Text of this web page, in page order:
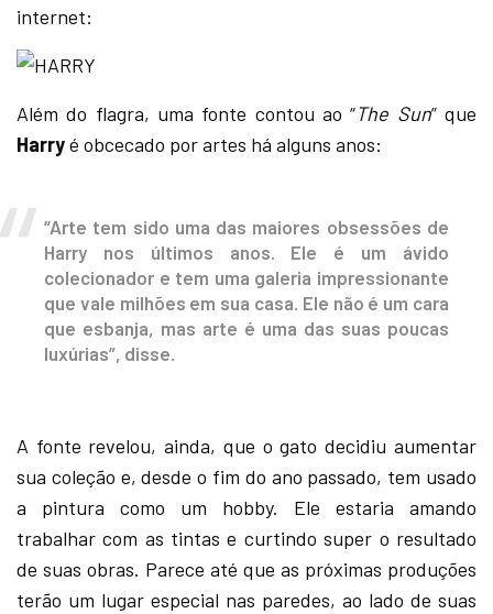
internet:
Além do flagra, uma fonte contou ao “The Sun” que
Harryé obcecado por artes há alguns anos:
“Arte tem sido uma das maiores obsessões de
Harry nos últimos anos. Ele é um ávido
colecionador e tem uma galeria impressionante
que vale milhões em sua casa. Ele não é um cara
que esbanja, mas arte é uma das suas poucas
luxúrias”, disse.
A fonte revelou, ainda, que o gato decidiu aumentar
sua coleção e, desde o fim do ano passado, tem usado
a pintura como um hobby. Ele estaria amando
trabalhar com as tintas e curtindo super o resultado
de suas obras. Parece até que as próximas produções
terão um lugar especial nas paredes, ao lado de suas